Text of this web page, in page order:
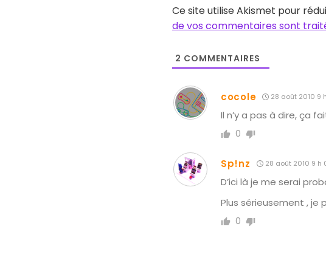
Ce site utilise Akismet pour
de vos commentaires sont
2 COMMENTAIRES
cocole 28 août 2010 9
Il n’y a pas à dire, ça
0
Sp!nz 28 août 2010 9 h
D’ici là je me serai
Plus sérieusement , je
0